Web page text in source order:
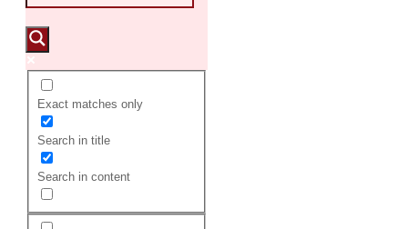
Exact matches only
Search in title
Search in content